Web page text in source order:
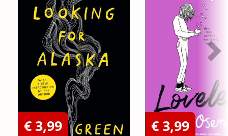
€ 3,99 € 3,99